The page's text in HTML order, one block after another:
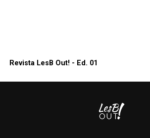
Revista LesB Out! - Ed. 01